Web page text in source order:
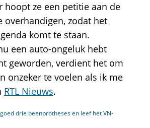
hoopt ze een petitie aan de
overhandigen, zodat het
komt te staan.
een auto-ongeluk hebt
geworden, verdient het om
onzeker te voelen als ik me
RTL Nieuws.
drie beenprotheses en leef het VN-